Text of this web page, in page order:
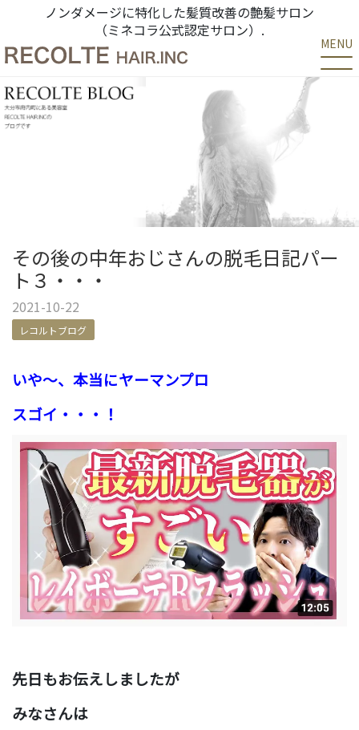
ノンダメージに特化した髪質改善の艶髪サロン
（ミネコラ公式認定サロン）.
MENU
その後の中年おじさんの脱毛日記パー
ト３・・・
2021-10-22
レコルトブログ
いや〜、本当にヤーマンプロ
スゴイ ・・・！
先日もお伝えしましたが
みなさんは